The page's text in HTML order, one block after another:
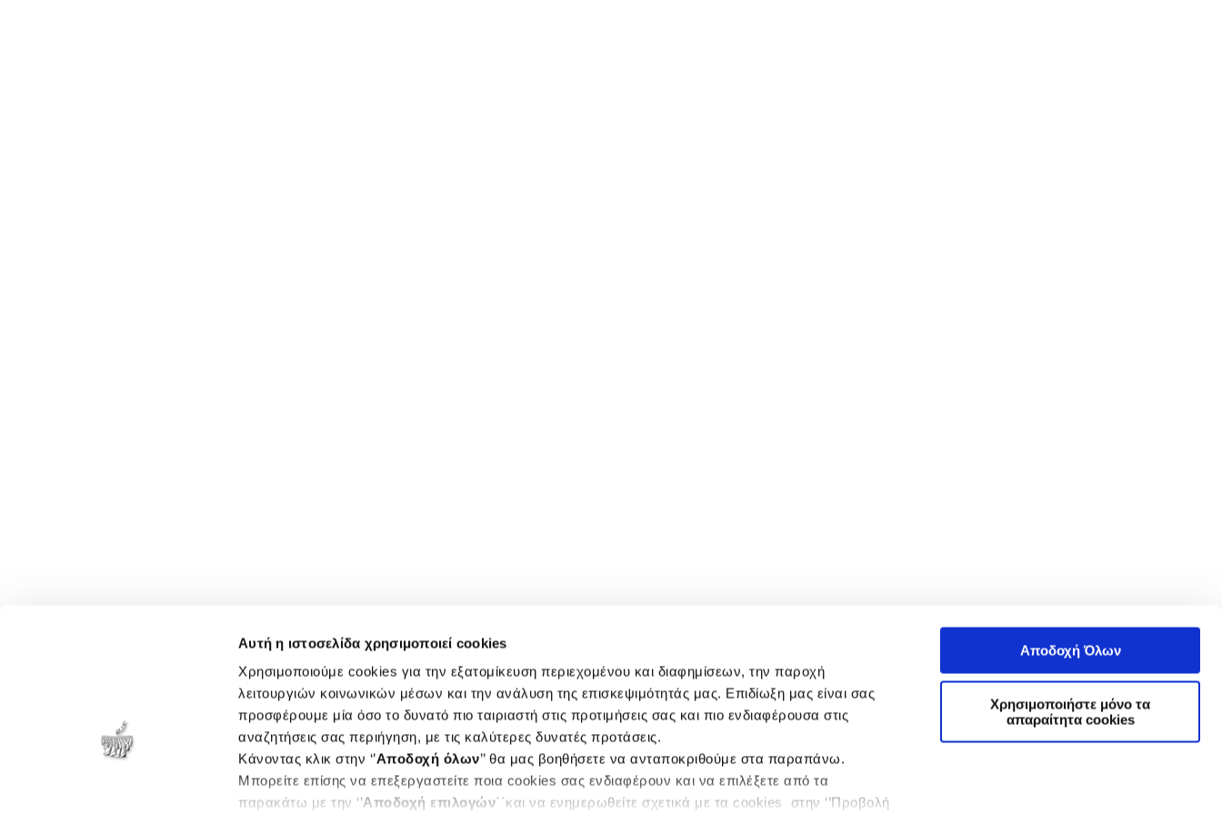
Αυτή η ιστοσελίδα χρησιμοποιεί cookies
Χρησιμοποιούμε cookies για την εξατομίκευση περιεχομένου και διαφημίσεων, την παροχή
λειτουργιών κοινωνικών μέσων και την ανάλυση της επισκεψιμότητάς μας. Επιδίωξη μας είναι σας
προσφέρουμε μία όσο το δυνατό πιο ταιριαστή στις προτιμήσεις σας και πιο ενδιαφέρουσα στις
αναζητήσεις σας περιήγηση, με τις καλύτερες δυνατές προτάσεις.
Κάνοντας κλικ στην ‘’Αποδοχή όλων’’ θα μας βοηθήσετε να ανταποκριθούμε στα παραπάνω.
Μπορείτε επίσης να επεξεργαστείτε ποια cookies σας ενδιαφέρουν και να επιλέξετε από τα
παρακάτω με την ‘’Αποδοχή επιλογών΄΄και να ενημερωθείτε σχετικά με τα cookies στην ‘’Προβολή
Αποδοχή Όλων
Χρησιμοποιήστε μόνο τα
απαραίτητα cookies